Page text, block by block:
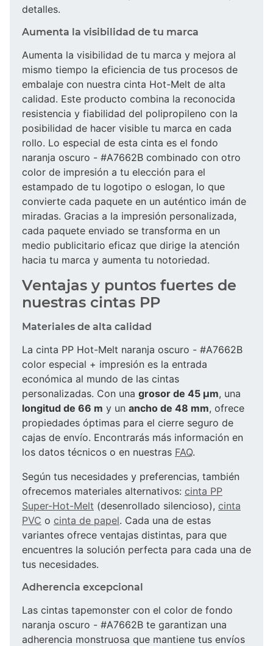
detalles.
Aumenta la visibilidad de tu marca
Aumenta la visibilidad de tu marca y mejora al
mismo tiempo la eficiencia de tus procesos de
embalaje con nuestra cinta Hot-Melt de alta
calidad. Este producto combina la reconocida
resistencia y fiabilidad del polipropileno con la
posibilidad de hacer visible tu marca en cada
rollo. Lo especial de esta cinta es el fondo
naranja oscuro - #A7662B combinado con otro
color de impresión a tu elección para el
estampado de tu logotipo o eslogan, lo que
convierte cada paquete en un auténtico imán de
miradas. Gracias a la impresión personalizada,
cada paquete enviado se transforma en un
medio publicitario eficaz que dirige la atención
hacia tu marca y aumenta tu notoriedad.
Ventajas y puntos fuertes de
nuestras cintas PP
Materiales de alta calidad
La cinta PP Hot-Melt naranja oscuro - #A7662B
color especial + impresión es la entrada
económica al mundo de las cintas
personalizadas. Con una grosor de 45 µm, una
longitud de 66 m y un ancho de 48 mm, ofrece
propiedades óptimas para el cierre seguro de
cajas de envío. Encontrarás más información en
los datos técnicos o en nuestras FAQ.
Según tus necesidades y preferencias, también
ofrecemos materiales alternativos: cinta PP
Super-Hot-Melt (desenrollado silencioso), cinta
PVC o cinta de papel. Cada una de estas
variantes ofrece ventajas distintas, para que
encuentres la solución perfecta para cada una de
tus necesidades.
Adherencia excepcional
Las cintas tapemonster con el color de fondo
naranja oscuro - #A7662B te garantizan una
adherencia monstruosa que mantiene tus envíos